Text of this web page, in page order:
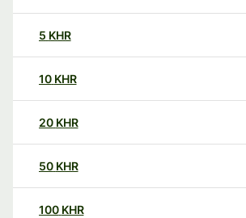
5 KHR
10 KHR
20 KHR
50 KHR
100 KHR